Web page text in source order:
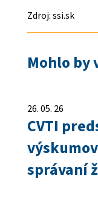
Zdroj: ssi.sk
Mohlo by
26. 05. 26
CVTI
správaní